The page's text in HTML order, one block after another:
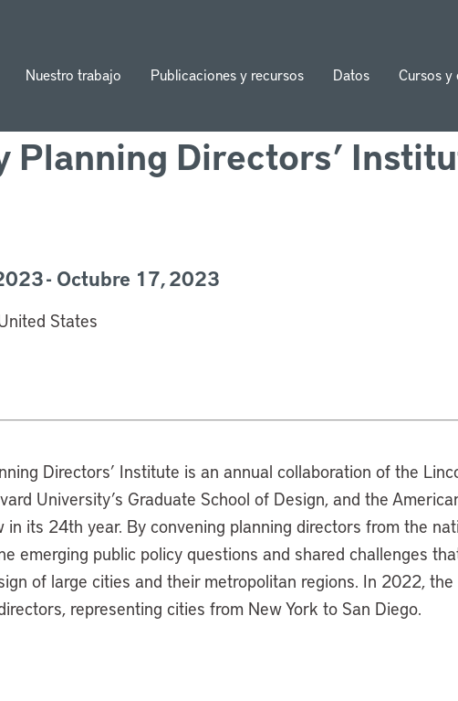
Nuestro trabajo Publicaciones y recursos Datos Cursos y
Planning Directors’
- Octubre 17, 2023
States
Directors’ Institute is an annual collaboration of the
University’s Graduate School of Design, and the
in its 24th year. By convening planning directors from the
emerging public policy questions and shared challenges
of large cities and their metropolitan regions. In 2022,
representing cities from New York to San Diego.